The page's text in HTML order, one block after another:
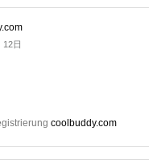
12日
coolbuddy.com